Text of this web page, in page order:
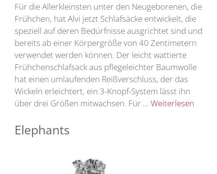
Für die Allerkleinsten unter den Neugeborenen, die
Frühchen, hat Alvi jetzt Schlafsäcke entwickelt, die
speziell auf deren Bedürfnisse ausgrichtet sind und
bereits ab einer Körpergröße von 40 Zentimetern
verwendet werden können. Der leicht wattierte
Frühchenschlafsack aus pflegeleichter Baumwolle
hat einen umlaufenden Reißverschluss, der das
Wickeln erleichtert, ein 3-Knopf-System lässt ihn
über drei Größen mitwachsen. Für … Weiterlesen
Elephants